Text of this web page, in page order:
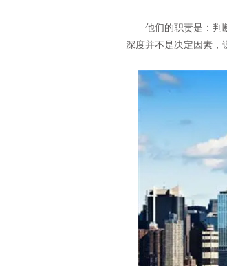
他们的职责是：判断
深度并不是决定因素，